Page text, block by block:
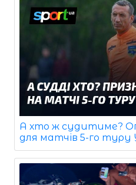
А хто ж судитиме?
для матчів 5-го туру